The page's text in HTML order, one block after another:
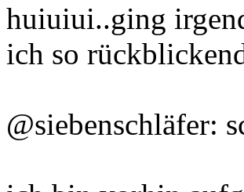
huiuiui..ging
ich so
@siebenschläfer: